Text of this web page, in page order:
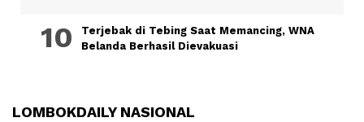
Terjebak di Tebing Saat Memancing, WNA
Belanda Berhasil Dievakuasi
LOMBOKDAILY NASIONAL